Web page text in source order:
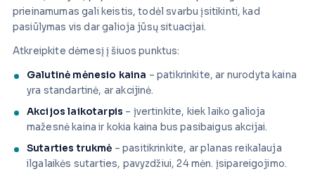
prieinamumas gali keistis, todėl svarbu įsitikinti, kad
pasiūlymas vis dar galioja jūsų situacijai.
Atkreipkite dėmesį į šiuos punktus:
Galutinė mėnesio kaina – patikrinkite, ar nurodyta kaina
yra standartinė, ar akcijinė.
Akcijos laikotarpis – įvertinkite, kiek laiko galioja
mažesnė kaina ir kokia kaina bus pasibaigus akcijai.
Sutarties trukmė – pasitikrinkite, ar planas reikalauja
ilgalaikės sutarties, pavyzdžiui, 24 mėn. įsipareigojimo.